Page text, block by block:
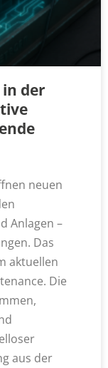
in der
neuen
Anlagen –
Das
aktuellen
Die
aus der